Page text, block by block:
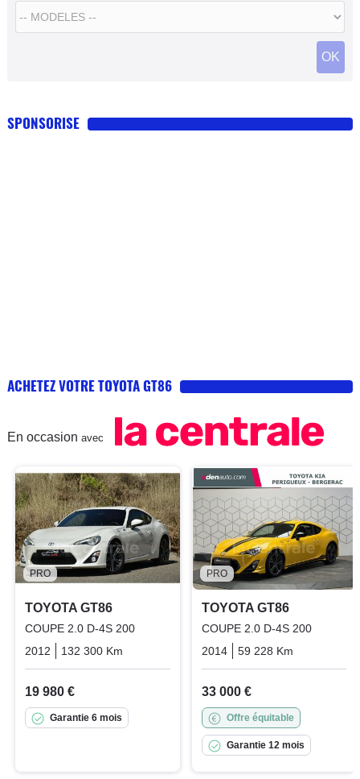
SPONSORISE
ACHETEZ VOTRE TOYOTA GT86
En occasion avec
PRO
TOYOTA GT86
COUPE 2.0 D-4S 200
2012
132 300 Km Essence
19 980 €
Garantie 6 mois
PRO
TOYOTA GT86
COUPE 2.0 D-4S 200
2014
59 228 Km
33 000 €
Offre équitable
Garantie 12 mois